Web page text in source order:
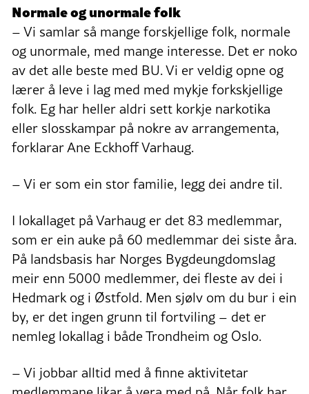
Normale og unormale folk
– Vi samlar så mange forskjellige folk, normale
og unormale, med mange interesse. Det er noko
av det alle beste med BU. Vi er veldig opne og
lærer å leve i lag med med mykje forkskjellige
folk. Eg har heller aldri sett korkje narkotika
eller slosskampar på nokre av arrangementa,
forklarar Ane Eckhoff Varhaug.
– Vi er som ein stor familie, legg dei andre til.
I lokallaget på Varhaug er det 83 medlemmar,
som er ein auke på 60 medlemmar dei siste åra.
På landsbasis har Norges Bygdeungdomslag
meir enn 5000 medlemmer, dei fleste av dei i
Hedmark og i Østfold. Men sjølv om du bur i ein
by, er det ingen grunn til fortviling – det er
nemleg lokallag i både Trondheim og Oslo.
– Vi jobbar alltid med å finne aktivitetar